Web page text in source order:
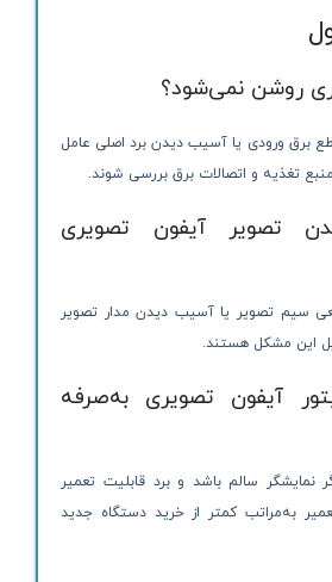
روشن نمی‌شود؟
برق ورودی یا آسیب دیدن برد اصلی عامل
تغذیه و اتصالات برق بررسی شوند.
تصویر آیفون تصویری
سیم تصویر یا آسیب دیدن مدار تصویر
این مشکل هستند.
آیفون تصویری به‌صرفه
نمایشگر سالم باشد و برد قابلیت تعمیر
به‌مراتب کمتر از خرید دستگاه جدید